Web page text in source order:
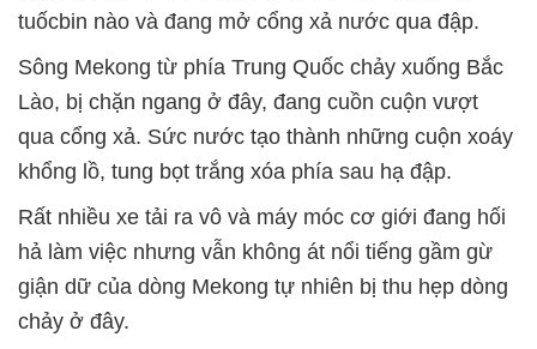
tuốcbin nào và đang mở cổng xả nước qua đập.
Sông Mekong từ phía Trung Quốc chảy xuống Bắc
Lào, bị chặn ngang ở đây, đang cuồn cuộn vượt
qua cổng xả. Sức nước tạo thành những cuộn xoáy
khổng lồ, tung bọt trắng xóa phía sau hạ đập.
Rất nhiều xe tải ra vô và máy móc cơ giới đang hối
hả làm việc nhưng vẫn không át nổi tiếng gầm gừ
giận dữ của dòng Mekong tự nhiên bị thu hẹp dòng
chảy ở đây.